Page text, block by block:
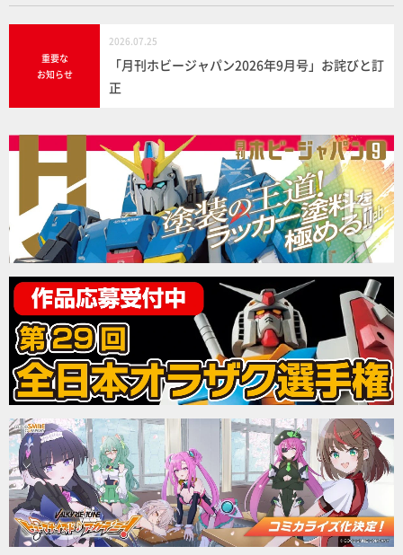
重要な
お知らせ
2026.07.25
「月刊ホビージャパン2026年9月号」お詫びと訂
正